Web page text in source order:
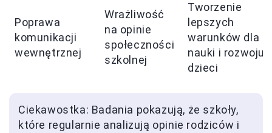
Poprawa
komunikacji
wewnętrznej
Wrażliwość
na opinie
społeczności
szkolnej
Tworzenie
lepszych
warunków dla
nauki i rozwoju
dzieci
Ciekawostka: Badania pokazują, że szkoły,
które regularnie analizują opinie rodziców i